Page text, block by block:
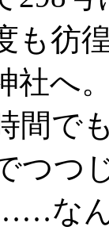
も彷
社へ
間で
つつ
な